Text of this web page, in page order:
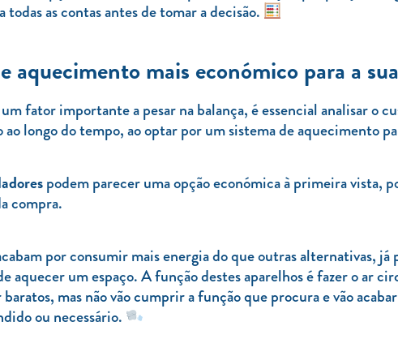
as contas antes de tomar a decisão.
aquecimento mais económico para a
fator importante a pesar na balança, é essencial analisar o
longo do tempo, ao optar por um sistema de aquecimento
podem parecer uma opção económica à primeira vista,
compra.
por consumir mais energia do que outras alternativas, já
aquecer um espaço. A função destes aparelhos é fazer o ar
mas não vão cumprir a função que procura e vão
ou necessário.